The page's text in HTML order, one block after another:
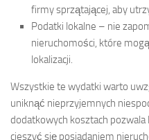
firmy sprzątającej, aby
Podatki lokalne – nie
nieruchomości, które
lokalizacji.
Wszystkie te wydatki warto
uniknąć nieprzyjemnych
dodatkowych kosztach
cieszyć się posiadaniem